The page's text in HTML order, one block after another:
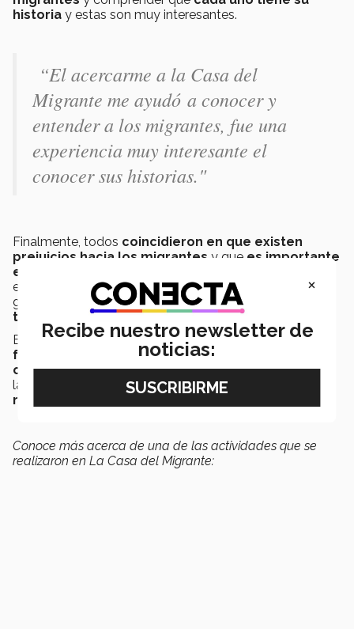
historia y estas son muy interesantes.
“El acercarme a la Casa del
Migrante me ayudó a conocer y
entender a los migrantes, fue una
experiencia muy interesante el
conocer sus historias."
Finalmente, todos coincidieron en que existen
prejuicios hacia los migrantes y que es importante
el seguir concientizando sobre esos temas
eliminar las prácticas que dañan y discriminan a este
grupo además de quees importante apoyar y
tratarlos con humanidad.
El profesor concluyóinvitando a la gente que
formara parte de la causaya que
organizaciones que ayudan a los migrantes, como
la Casa del Migrante, es posible queno estén
recibiendo la suficiente ayuda
Conoce más acerca de una de las actividades que se
realizaron en La Casa del Migrante:
×
Recibe nuestro newsletter de
noticias: